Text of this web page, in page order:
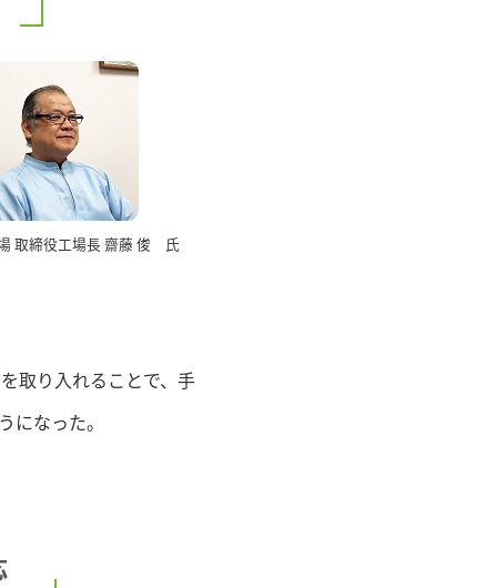
取締役工場長 齋藤 俊 氏
取り入れることで、手
になった。